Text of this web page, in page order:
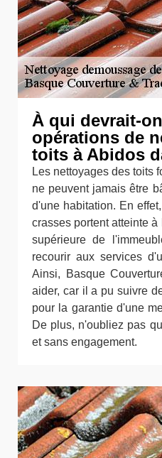
À qui devrait-
opérations de
toits à Abidos
Les nettoyages des toits
ne peuvent jamais être
d'une habitation. En
crasses portent atteinte
supérieure de
recourir aux services
Ainsi, Basque
aider, car il a pu suivre
pour la garantie d'une
De plus, n'oubliez pas
et sans engagement.